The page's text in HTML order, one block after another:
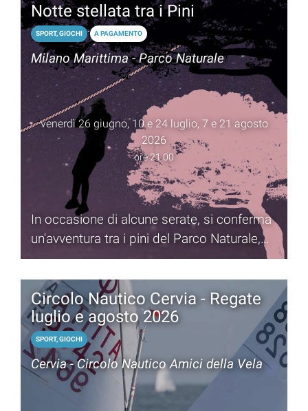
Notte stellata tra i Pini
SPORT, GIOCHI A PAGAMENTO
Milano Marittima - Parco Naturale
venerdì 26 giugno, 10 e 24 luglio, 7 e 21 agosto
2026
ore 21.00
In occasione di alcune serate, si conferma
un'avventura tra i pini del Parco Naturale,
sotto le stelle di un cielo estivo.
Circolo Nautico Cervia - Regate
luglio e agosto 2026
SPORT, GIOCHI
Cervia - Circolo Nautico Amici della Vela